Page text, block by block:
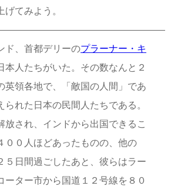
てみよう。
、首都デリーのプラーナー・キ
本人たちがいた。その数なんと２
英領各地で、「敵国の人間」であ
られた日本の民間人たちである。
され、インドから出国できるこ
００人ほどあったものの、他の
５日間過ごしたあと、彼らはラー
ーター市から国道１２号線を８０